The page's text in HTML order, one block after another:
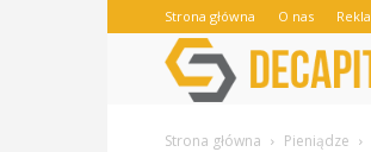
Strona główna O nas
Strona główna Pieniądze